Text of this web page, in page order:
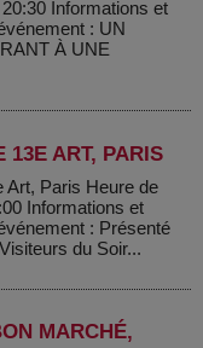
Informations et
: UN
À UNE
13E ART, PARIS
Art, Paris Heure de
Informations et
: Présenté
du Soir...
MARCHÉ,